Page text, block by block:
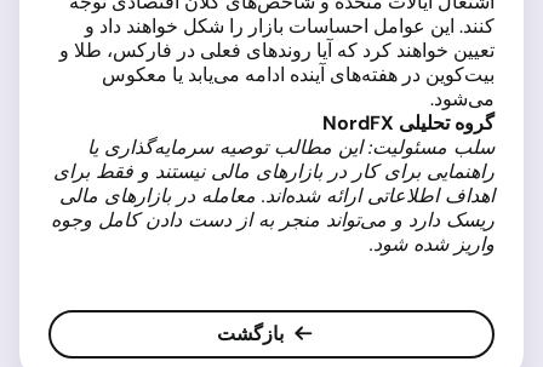
کنند. این عوامل احساسات بازار را شکل خواهند داد و
تعیین خواهند کرد که آیا روندهای فعلی در فارکس، طلا و
بیت‌کوین در هفته‌های آینده ادامه می‌یابد یا معکوس
می‌شود.
گروه تحلیلی NordFX
سلب مسئولیت: این مطالب توصیه سرمایه‌گذاری یا
راهنمایی برای کار در بازارهای مالی نیستند و فقط برای
اهداف اطلاعاتی ارائه شده‌اند. معامله در بازارهای مالی
ریسک دارد و می‌تواند منجر به از دست دادن کامل وجوه
واریز شده شود.
بازگشت